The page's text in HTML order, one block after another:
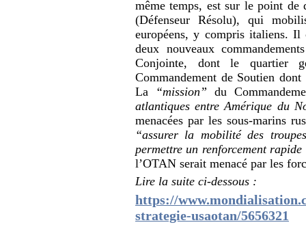
même temps, est sur le point
(Défenseur Résolu), qui
européens, y compris italiens. Il
deux nouveaux
Conjointe, dont le quartier
Commandement de Soutien
La
“mission” du
atlantiques entre Amérique du
menacées par les sous-marins
“assurer la mobilité des
permettre un renforcement
l’OTAN serait menacé par les
Lire la suite ci-dessous :
https://
strategie-usaotan/5656321